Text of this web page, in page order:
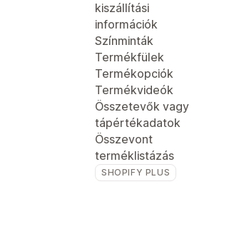
kiszállítási
információk
Színminták
Termékfülek
Termékopciók
Termékvideók
Összetevők vagy
tápértékadatok
Összevont
terméklistázás
SHOPIFY PLUS